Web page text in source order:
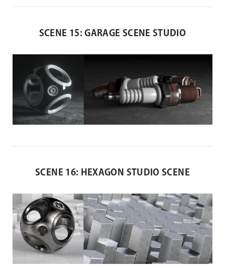
SCENE 15: GARAGE SCENE STUDIO
SCENE 16: HEXAGON STUDIO SCENE